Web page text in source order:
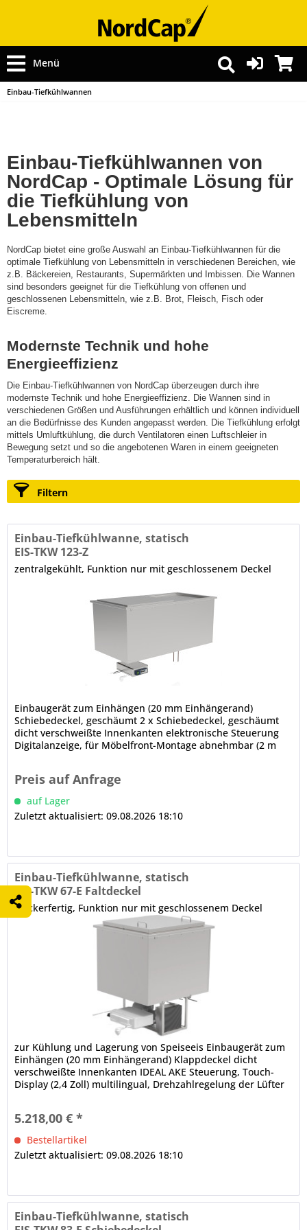
Menü
Einbau-Tiefkühlwannen
Einbau-Tiefkühlwannen von
NordCap - Optimale Lösung für
die Tiefkühlung von
Lebensmitteln
NordCap bietet eine große Auswahl an Einbau-Tiefkühlwannen für die
optimale Tiefkühlung von Lebensmitteln in verschiedenen Bereichen, wie
z.B. Bäckereien, Restaurants, Supermärkten und Imbissen. Die Wannen
sind besonders geeignet für die Tiefkühlung von offenen und
geschlossenen Lebensmitteln, wie z.B. Brot, Fleisch, Fisch oder
Eiscreme.
Modernste Technik und hohe
Energieeffizienz
Die Einbau-Tiefkühlwannen von NordCap überzeugen durch ihre
modernste Technik und hohe Energieeffizienz. Die Wannen sind in
verschiedenen Größen und Ausführungen erhältlich und können individuell
an die Bedürfnisse des Kunden angepasst werden. Die Tiefkühlung erfolgt
mittels Umluftkühlung, die durch Ventilatoren einen Luftschleier in
Bewegung setzt und so die angebotenen Waren in einem geeigneten
Temperaturbereich hält.
Filtern
Einbau-Tiefkühlwanne, statisch
EIS-TKW 123-Z
zentralgekühlt, Funktion nur mit geschlossenem Deckel
Einbaugerät zum Einhängen (20 mm Einhängerand)
Schiebedeckel, geschäumt 2 x Schiebedeckel, geschäumt
dicht verschweißte Innenkanten elektronische Steuerung
Digitalanzeige, für Möbelfront-Montage abnehmbar (2 m
Preis auf Anfrage
auf Lager
Zuletzt aktualisiert: 09.08.2026 18:10
Einbau-Tiefkühlwanne, statisch
EIS-TKW 67-E Faltdeckel
steckerfertig, Funktion nur mit geschlossenem Deckel
zur Kühlung und Lagerung von Speiseeis Einbaugerät zum
Einhängen (20 mm Einhängerand) Klappdeckel dicht
verschweißte Innenkanten IDEAL AKE Steuerung, Touch-
Display (2,4 Zoll) multilingual, Drehzahlregelung der Lüfter
5.218,00 € *
Bestellartikel
Zuletzt aktualisiert: 09.08.2026 18:10
Einbau-Tiefkühlwanne, statisch